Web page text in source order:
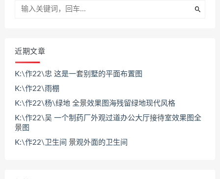
近期文章
K:\作22\忠 这是一套别墅的平面布置图
K:\作22\雨棚
K:\作22\杨\绿地 全景效果图海残留绿地现代风格
K:\作22\吴 一个制药厂外观过道办公大厅接待室效果图全
景图
K:\作22\卫生间 景观外面的卫生间